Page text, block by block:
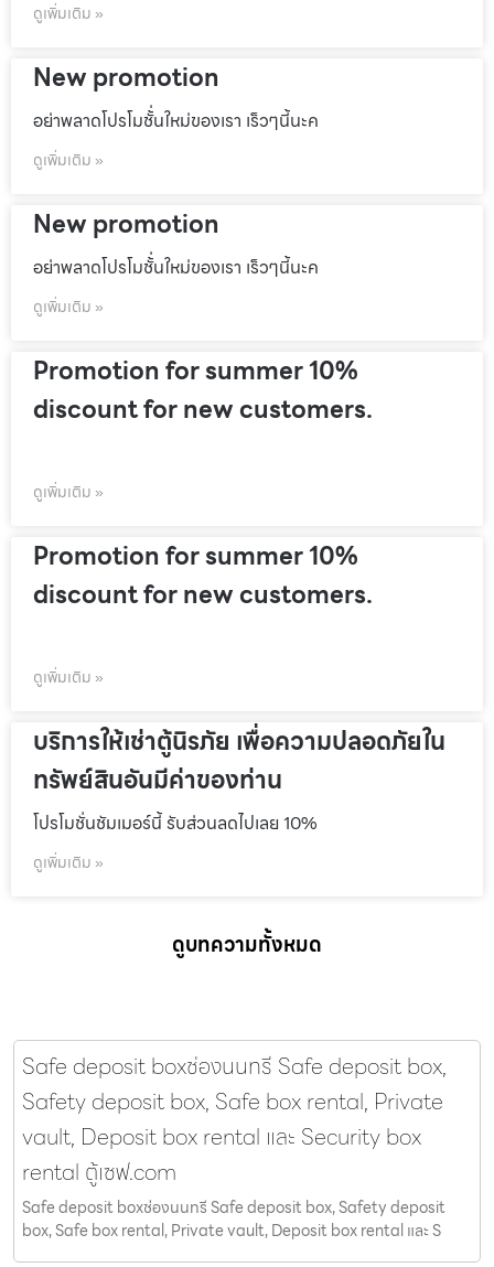
ดูเพิ่มเติม »
New promotion
อย่าพลาดโปรโมชั้่นใหม่ของเรา เร็วๆนี้นะค
ดูเพิ่มเติม »
New promotion
อย่าพลาดโปรโมชั้่นใหม่ของเรา เร็วๆนี้นะค
ดูเพิ่มเติม »
Promotion for summer 10%
discount for new customers.
ดูเพิ่มเติม »
Promotion for summer 10%
discount for new customers.
ดูเพิ่มเติม »
บริการให้เช่าตู้นิรภัย เพื่อความปลอดภัยใน
ทรัพย์สินอันมีค่าของท่าน
โปรโมชั่นชัมเมอร์นี้ รับส่วนลดไปเลย 10%
ดูเพิ่มเติม »
ดูบทความทั้งหมด
Safe deposit boxช่องนนทรี Safe deposit box,
Safety deposit box, Safe box rental, Private
vault, Deposit box rental และ Security box
rental ตู้เซฟ.com
Safe deposit boxช่องนนทรี Safe deposit box, Safety deposit
box, Safe box rental, Private vault, Deposit box rental และ S